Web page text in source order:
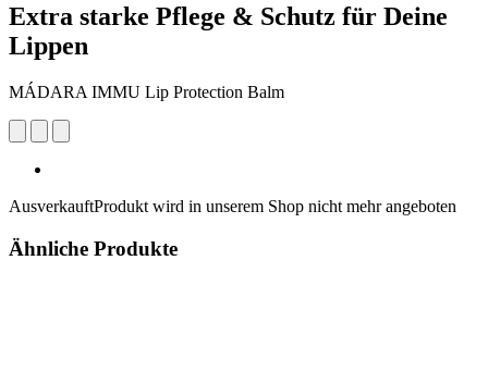
Extra starke Pflege & Schutz für Deine
Lippen
MÁDARA IMMU Lip Protection Balm
AusverkauftProdukt wird in unserem Shop nicht mehr angeboten
Ähnliche Produkte